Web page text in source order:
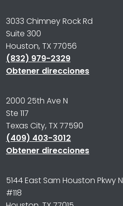
3033 Chimney Rock Rd
Suite 300
Houston, TX 77056
(832) 979-2329
Obtener direcciones
2000 25th Ave N
Ste 117
Texas City, TX 77590
(409) 403-3012
Obtener direcciones
5144 East Sam Houston Pkwy N
#118